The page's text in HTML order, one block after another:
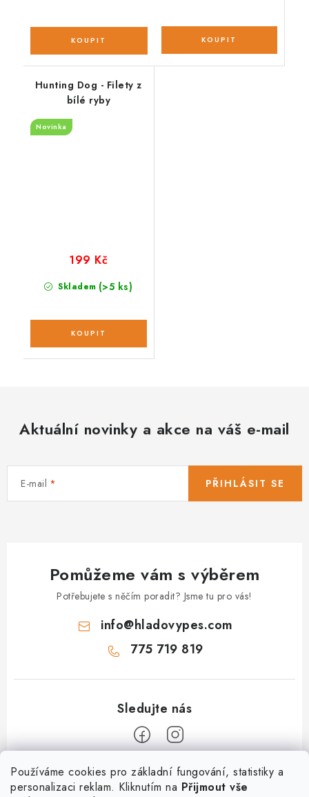
Používáme cookies pro základní fungování, statistiky a
personalizaci reklam. Kliknutím na Přijmout vše
Hunting Dog - Filety z
bílé ryby
Novinka
Skladem (>5 ks)
199 Kč
Aktuální novinky a akce na váš e-mail
E-mail PŘIHLÁSIT SE
Pomůžeme vám s výběrem
Potřebujete s něčím poradit? Jsme tu pro vás!
info@hladovypes.com
775 719 819